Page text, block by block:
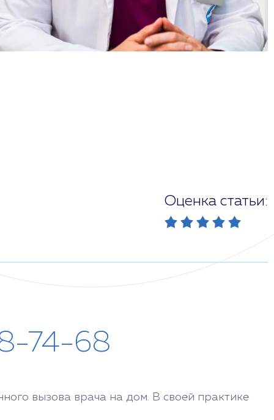
Оценка статьи:
74-68
вызова врача на дом. В своей практике